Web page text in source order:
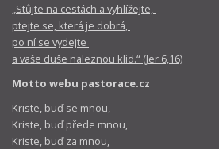
„Stůjte na cestách a vyhlížejte,
ptejte se, která je dobrá,
po ní se vydejte
a vaše duše naleznou klid.“ (Jer 6,16)
Motto webu pastorace.cz
Kriste, buď se mnou,
Kriste, buď přede mnou,
Kriste, buď za mnou,